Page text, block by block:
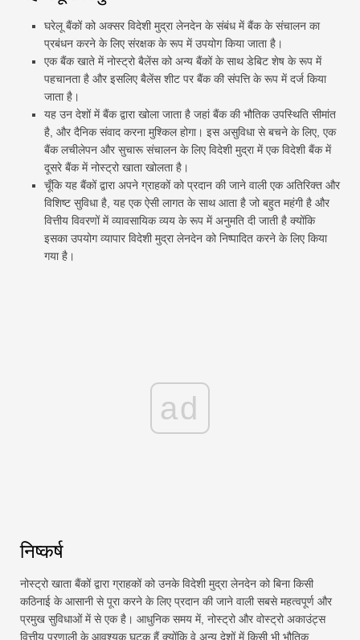
घरेलू बैंकों को अक्सर विदेशी मुद्रा लेनदेन के संबंध में बैंक के संचालन का
प्रबंधन करने के लिए संरक्षक के रूप में उपयोग किया जाता है।
एक बैंक खाते में नोस्ट्रो बैलेंस को अन्य बैंकों के साथ डेबिट शेष के रूप में
पहचानता है और इसलिए बैलेंस शीट पर बैंक की संपत्ति के रूप में दर्ज किया
जाता है।
यह उन देशों में बैंक द्वारा खोला जाता है जहां बैंक की भौतिक उपस्थिति सीमांत
है, और दैनिक संवाद करना मुश्किल होगा। इस असुविधा से बचने के लिए, एक
बैंक लचीलेपन और सुचारू संचालन के लिए विदेशी मुद्रा में एक विदेशी बैंक में
दूसरे बैंक में नोस्ट्रो खाता खोलता है।
चूँकि यह बैंकों द्वारा अपने ग्राहकों को प्रदान की जाने वाली एक अतिरिक्त और
विशिष्ट सुविधा है, यह एक ऐसी लागत के साथ आता है जो बहुत महंगी है और
वित्तीय विवरणों में व्यावसायिक व्यय के रूप में अनुमति दी जाती है क्योंकि
इसका उपयोग व्यापार विदेशी मुद्रा लेनदेन को निष्पादित करने के लिए किया
गया है।
ad
निष्कर्ष
नोस्ट्रो खाता बैंकों द्वारा ग्राहकों को उनके विदेशी मुद्रा लेनदेन को बिना किसी
कठिनाई के आसानी से पूरा करने के लिए प्रदान की जाने वाली सबसे महत्वपूर्ण और
प्रमुख सुविधाओं में से एक है। आधुनिक समय में, नोस्ट्रो और वोस्ट्रो अकाउंट्स
वित्तीय प्रणाली के आवश्यक घटक हैं क्योंकि वे अन्य देशों में किसी भी भौतिक